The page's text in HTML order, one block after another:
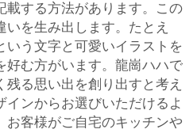
載する方法があります。この
を生み出します。たとえ
いう文字と可愛いイラストを
好む方がいます。龍崗ハハで
る思い出を創り出すと考え
ンからお選びいただけるよ
お客様がご自宅のキッチンや